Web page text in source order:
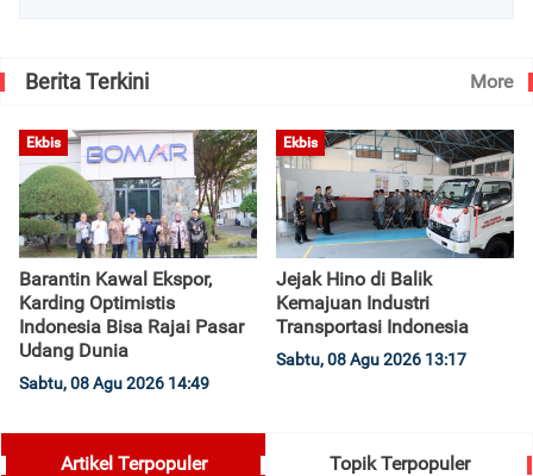
Berita Terkini More
Ekbis
Barantin Kawal Ekspor,
Karding Optimistis
Indonesia Bisa Rajai Pasar
Udang Dunia
Sabtu, 08 Agu 2026 14:49
Ekbis
Jejak Hino di Balik
Kemajuan Industri
Transportasi Indonesia
Sabtu, 08 Agu 2026 13:17
Artikel Terpopuler Topik Terpopuler